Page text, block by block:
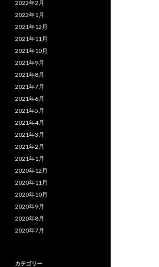
2022年2月
2022年1月
2021年12月
2021年11月
2021年10月
2021年9月
2021年8月
2021年7月
2021年6月
2021年5月
2021年4月
2021年3月
2021年2月
2021年1月
2020年12月
2020年11月
2020年10月
2020年9月
2020年8月
2020年7月
カテゴリー